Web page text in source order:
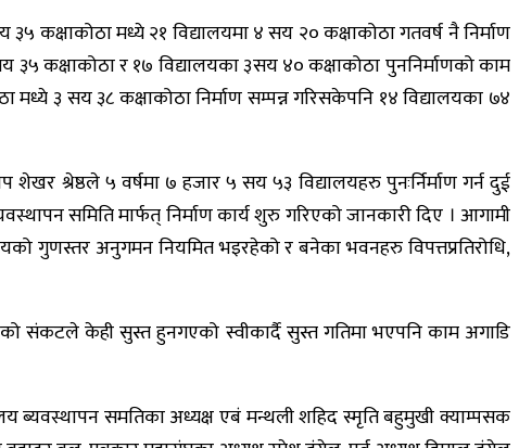
कक्षाकोठा मध्ये २१ विद्यालयमा ४ सय २० कक्षाकोठा गतवर्ष नै निर्माण
३५ कक्षाकोठा र १७ विद्यालयका ३सय ४० कक्षाकोठा पुननिर्माणको काम
३ सय ३८ कक्षाकोठा निर्माण सम्पन्न गरिसकेपनि १४ विद्यालयका ७४
श्रेष्ठले ५ वर्षमा ७ हजार ५ सय ५३ विद्यालयहरु पुनःर्निर्माण गर्न दुई
समिति मार्फत् निर्माण कार्य शुरु गरिएको जानकारी दिए । आगामी
गुणस्तर अनुगमन नियमित भइरहेको र बनेका भवनहरु विपत्तप्रतिरोधि,
को संकटले केही सुस्त हुनगएको स्वीकार्दै सुस्त गतिमा भएपनि काम अगाडि
ब्यवस्थापन समतिका अध्यक्ष एबं मन्थली शहिद स्मृति बहुमुखी क्याम्पसक